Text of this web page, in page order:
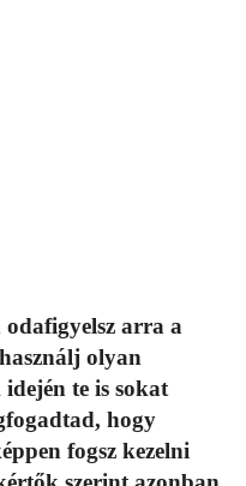
odafigyelsz arra a
olyan
te is sokat
hogy
fogsz kezelni